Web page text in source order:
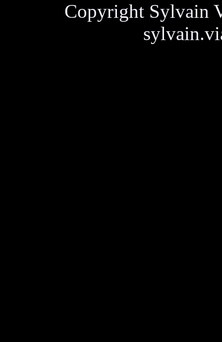
Copyright Sylvain